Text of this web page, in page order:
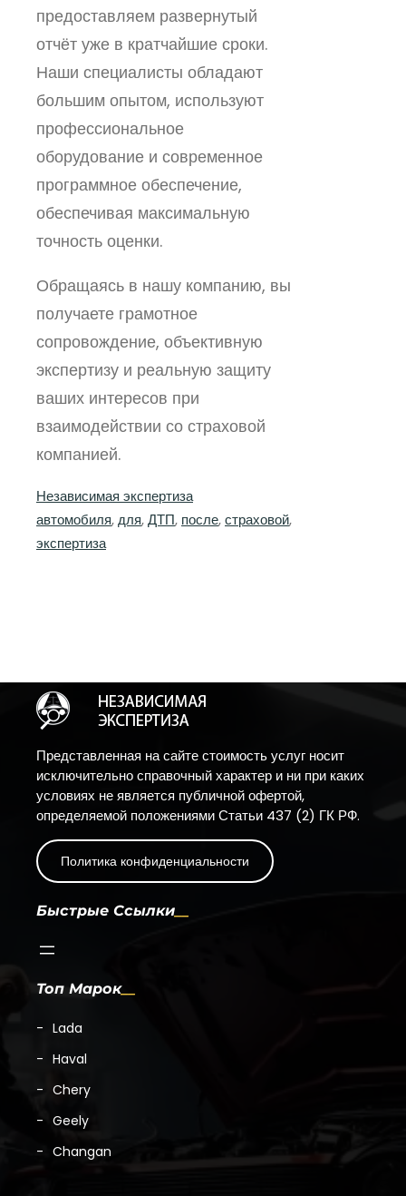
предоставляем развернутый
отчёт уже в кратчайшие сроки.
Наши специалисты обладают
большим опытом, используют
профессиональное
оборудование и современное
программное обеспечение,
обеспечивая максимальную
точность оценки.
Обращаясь в нашу компанию, вы
получаете грамотное
сопровождение, объективную
экспертизу и реальную защиту
ваших интересов при
взаимодействии со страховой
компанией.
Независимая экспертиза
автомобиля, для, ДТП, после, страховой
экспертиза
Представленная на сайте стоимость услуг носит
исключительно справочный характер и ни при каких
условиях не является публичной офертой,
определяемой положениями Статьи 437 (2) ГК РФ.
Политика конфиденциальности
Быстрые Ссылки
Топ Марок
Lada
Haval
Chery
Geely
Changan